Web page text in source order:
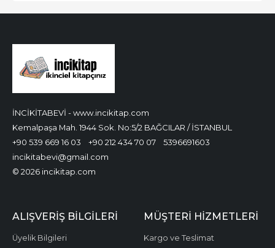
İNCİKİTABEVİ - www.incikitap.com
Kemalpaşa Mah. 1944 Sok. No:5/2 BAĞCILAR / İSTANBUL
+90 539 669 16 03
+90 212 434 70 07
5396691603
incikitabevi@gmail.com
© 2026 incikitap.com
ALIŞVERİŞ BİLGİLERİ
Üyelik Bilgileri
MÜŞTERİ HİZMETLERİ
Kargo ve Teslimat